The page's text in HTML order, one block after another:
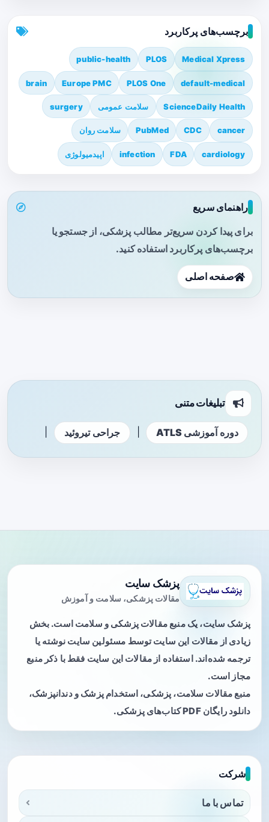
برچسب‌های پرکاربرد
Medical Xpress
PLOS
public-health
default-medical
PLOS One
Europe PMC
brain
ScienceDaily Health سلامت عمومی surgery
cancer
CDC
PubMed سلامت روان
cardiology
FDA
infection اپیدمیولوژی
راهنمای سریع
برای پیدا کردن سریع‌تر مطالب پزشکی، از جستجو یا
برچسب‌های پرکاربرد استفاده کنید.
صفحه اصلی
تبلیغات متنی
دوره آموزشی ATLS جراحی تیروئید
پزشک سایت
مقالات پزشکی، سلامت و آموزش
پزشک سایت، یک منبع مقالات پزشکی و سلامت است. بخش
زیادی از مقالات این سایت توسط مسئولین سایت نوشته یا
ترجمه شده‌اند. استفاده از مقالات این سایت فقط با ذکر منبع
مجاز است.
منبع مقالات سلامت، پزشکی، استخدام پزشک و دندانپزشک،
دانلود رایگان PDF کتاب‌های پزشکی.
شرکت
تماس با ما